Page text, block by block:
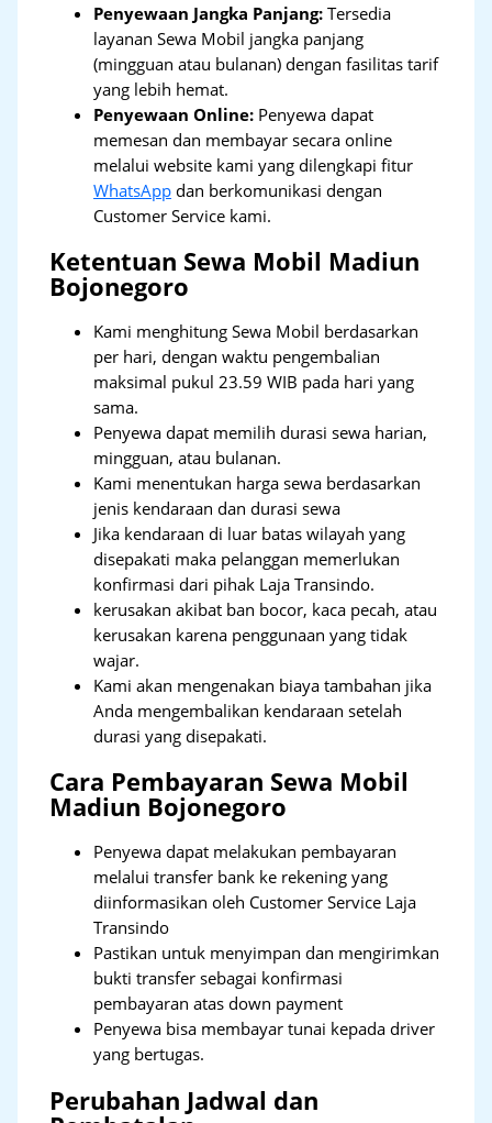
Penyewaan Jangka Panjang: Tersedia
layanan Sewa Mobil jangka panjang
(mingguan atau bulanan) dengan fasilitas tarif
yang lebih hemat.
Penyewaan Online: Penyewa dapat
memesan dan membayar secara online
melalui website kami yang dilengkapi fitur
WhatsApp dan berkomunikasi dengan
Customer Service kami.
Ketentuan Sewa Mobil Madiun
Bojonegoro
Kami menghitung Sewa Mobil berdasarkan
per hari, dengan waktu pengembalian
maksimal pukul 23.59 WIB pada hari yang
sama.
Penyewa dapat memilih durasi sewa harian,
mingguan, atau bulanan.
Kami menentukan harga sewa berdasarkan
jenis kendaraan dan durasi sewa
Jika kendaraan di luar batas wilayah yang
disepakati maka pelanggan memerlukan
konfirmasi dari pihak Laja Transindo.
kerusakan akibat ban bocor, kaca pecah, atau
kerusakan karena penggunaan yang tidak
wajar.
Kami akan mengenakan biaya tambahan jika
Anda mengembalikan kendaraan setelah
durasi yang disepakati.
Cara Pembayaran Sewa Mobil
Madiun Bojonegoro
Penyewa dapat melakukan pembayaran
melalui transfer bank ke rekening yang
diinformasikan oleh Customer Service Laja
Transindo
Pastikan untuk menyimpan dan mengirimkan
bukti transfer sebagai konfirmasi
pembayaran atas down payment
Penyewa bisa membayar tunai kepada driver
yang bertugas.
Perubahan Jadwal dan